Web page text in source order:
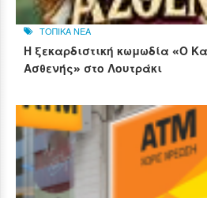
ΤΟΠΙΚΑ ΝΕΑ
Η ξεκαρδιστική κωμωδία «Ο
Ασθενής» στο Λουτράκι